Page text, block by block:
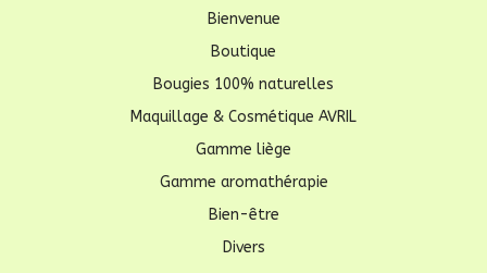
Bienvenue
Boutique
Bougies 100% naturelles
Maquillage & Cosmétique AVRIL
Gamme liège
Gamme aromathérapie
Bien-être
Divers